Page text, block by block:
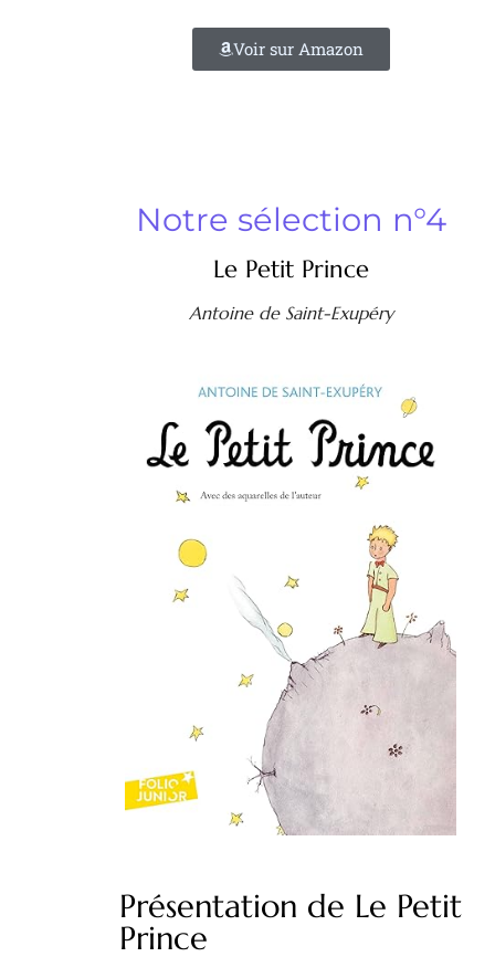
Voir sur Amazon
Notre sélection n°4
Le Petit Prince
Antoine de Saint-Exupéry
Présentation de Le Petit
Prince